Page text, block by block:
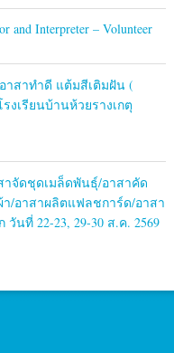
and Interpreter – Volunteer
าสาทำดี แต้มสีเติมฝัน (
งเรียนบ้านห้วยรางเกตุ
จัดชุดเมล็ดพันธุ์/อาสาคัด
า/อาสาผลิตแฟลชการ์ด/อาสา
นที่ 22-23, 29-30 ส.ค. 2569